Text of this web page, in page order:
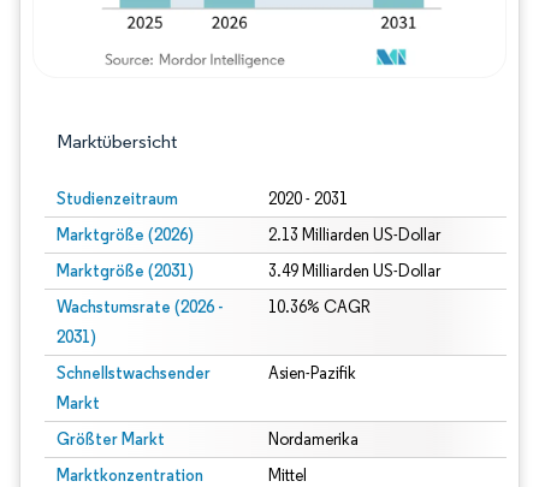
Marktübersicht
Studienzeitraum 2020 - 2031
Marktgröße (2026) 2.13 Milliarden US-Dollar
Marktgröße (2031) 3.49 Milliarden US-Dollar
Wachstumsrate (2026 -
2031)
10.36% CAGR
Schnellstwachsender
Markt
Asien-Pazifik
Größter Markt Nordamerika
Marktkonzentration Mittel